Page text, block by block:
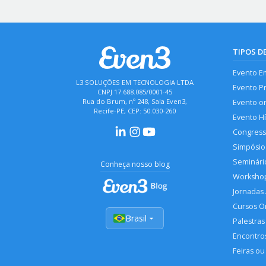
L3 SOLUÇÕES EM TECNOLOGIA LTDA
CNPJ 17.688.085/0001-45
Rua do Brum, nº 248, Sala Even3,
Recife-PE, CEP: 50.030-260
Conheça nosso blog
Brasil
TIPOS
Evento
Evento
Evento
Evento
Simpósio
Cursos
Palestras
Feiras